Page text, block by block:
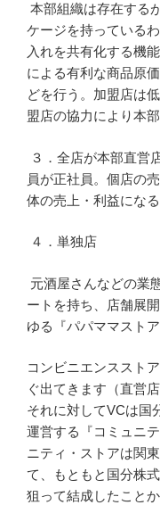
本部組織は存在する
ケージを持っている
入れを共有化する機
による有利な商品原
どを行う。加盟店は
盟店の協力により本
３．全店が本部直営
員が正社員。個店の
体の売上・利益になる
４．単独店
元酒屋さんなどの業
ートを持ち、店舗展
ゆる『パパママスト
コンビニエンススト
ぐ出てきます（直営
それに対してVCは国
運営する『コミュニ
ニティ・ストアは関
て、もともと国分株
狙って結成したこと